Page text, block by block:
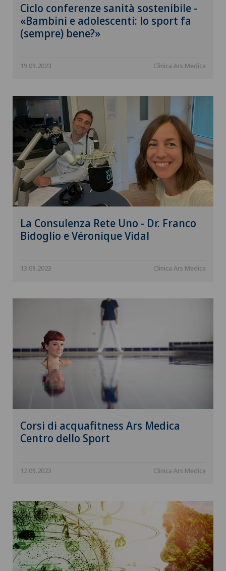
Ciclo conferenze sanità sostenibile -
«Bambini e adolescenti: lo sport fa
(sempre) bene?»
19.09.2023 Clinica Ars Medica
La Consulenza Rete Uno - Dr. Franco
Bidoglio e Véronique Vidal
13.09.2023 Clinica Ars Medica
Corsi di acquafitness Ars Medica
Centro dello Sport
12.09.2023 Clinica Ars Medica